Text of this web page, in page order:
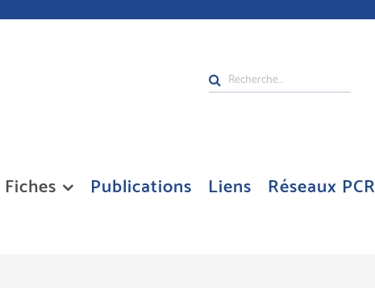
Rechercher
Fiches Publications Liens Réseaux PCR